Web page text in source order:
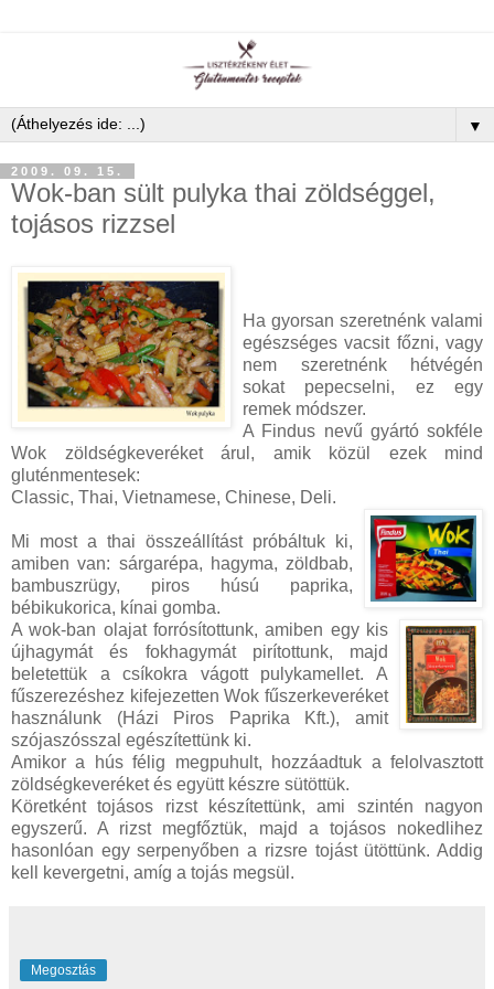
▼
2009. 09. 15.
Wok-ban sült pulyka thai zöldséggel,
tojásos rizzsel
Ha gyorsan szeretnénk valami
egészséges vacsit főzni, vagy
nem szeretnénk hétvégén
sokat pepecselni, ez egy
remek módszer.
A Findus nevű gyártó sokféle
Wok zöldségkeveréket árul, amik közül ezek mind
gluténmentesek:
Classic, Thai, Vietnamese, Chinese, Deli.
Mi most a thai összeállítást próbáltuk ki,
amiben van: sárgarépa, hagyma, zöldbab,
bambuszrügy, piros húsú paprika,
bébikukorica, kínai gomba.
A wok-ban olajat forrósítottunk, amiben egy kis
újhagymát és fokhagymát pirítottunk, majd
beletettük a csíkokra vágott pulykamellet. A
fűszerezéshez kifejezetten Wok fűszerkeveréket
használunk (Házi Piros Paprika Kft.), amit
szójaszósszal egészítettünk ki.
Amikor a hús félig megpuhult, hozzáadtuk a felolvasztott
zöldségkeveréket és együtt készre sütöttük.
Köretként tojásos rizst készítettünk, ami szintén nagyon
egyszerű. A rizst megfőztük, majd a tojásos nokedlihez
hasonlóan egy serpenyőben a rizsre tojást ütöttünk. Addig
kell kevergetni, amíg a tojás megsül.
Megosztás